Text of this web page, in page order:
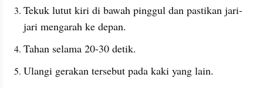
Tekuk lutut kiri di bawah pinggul dan pastikan jari-
jari mengarah ke depan.
Tahan selama 20-30 detik.
Ulangi gerakan tersebut pada kaki yang lain.